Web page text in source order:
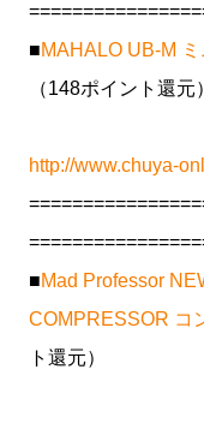
■MAHALO UB-M
（148ポイント還元）
http://www.chuya-
■Mad Professor
COMPRESSOR コ
ト還元）